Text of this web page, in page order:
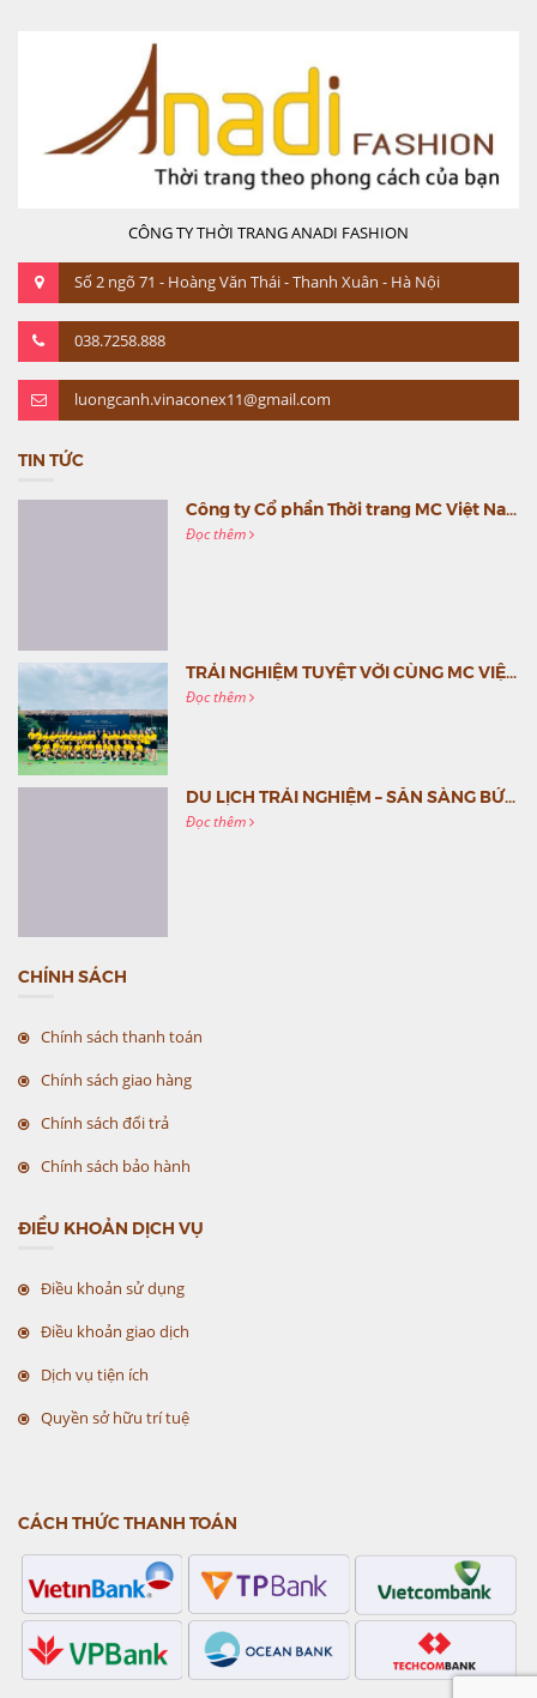
CÔNG TY THỜI TRANG ANADI FASHION
Số 2 ngõ 71 - Hoàng Văn Thái - Thanh Xuân - Hà Nội
038.7258.888
luongcanh.vinaconex11@gmail.com
TIN TỨC
Công ty Cổ phần Thời trang MC Việt Nam (MC Fashion) tổ chức Gala mừng sinh nhật lần thứ 9
Đọc thêm
TRẢI NGHIỆM TUYỆT VỜI CÙNG MC VIỆT NAM
Đọc thêm
DU LỊCH TRẢI NGHIỆM – SẴN SÀNG BỨT PHÁ CÙNG MC VIỆT NAM
Đọc thêm
CHÍNH SÁCH
Chính sách thanh toán
Chính sách giao hàng
Chính sách đổi trả
Chính sách bảo hành
ĐIỀU KHOẢN DỊCH VỤ
Điều khoản sử dụng
Điều khoản giao dịch
Dịch vụ tiện ích
Quyền sở hữu trí tuệ
CÁCH THỨC THANH TOÁN